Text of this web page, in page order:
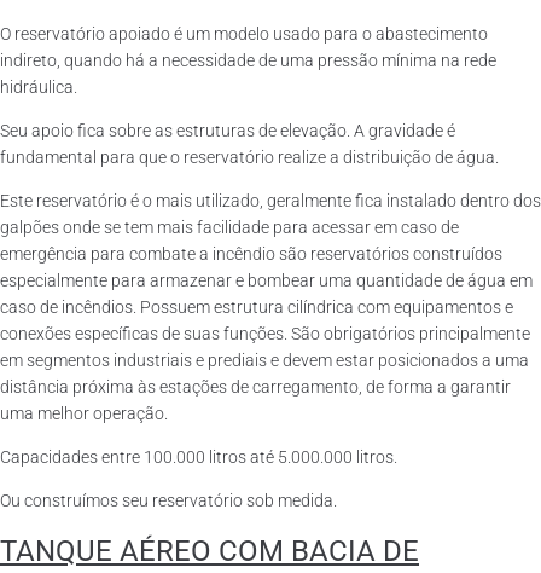
O reservatório apoiado é um modelo usado para o abastecimento
indireto, quando há a necessidade de uma pressão mínima na rede
hidráulica.
Seu apoio fica sobre as estruturas de elevação. A gravidade é
fundamental para que o reservatório realize a distribuição de água.
Este reservatório é o mais utilizado, geralmente fica instalado dentro dos
galpões onde se tem mais facilidade para acessar em caso de
emergência para combate a incêndio são reservatórios construídos
especialmente para armazenar e bombear uma quantidade de água em
caso de incêndios. Possuem estrutura cilíndrica com equipamentos e
conexões específicas de suas funções. São obrigatórios principalmente
em segmentos industriais e prediais e devem estar posicionados a uma
distância próxima às estações de carregamento, de forma a garantir
uma melhor operação.
Capacidades entre 100.000 litros até 5.000.000 litros.
Ou construímos seu reservatório sob medida.
TANQUE AÉREO COM BACIA DE